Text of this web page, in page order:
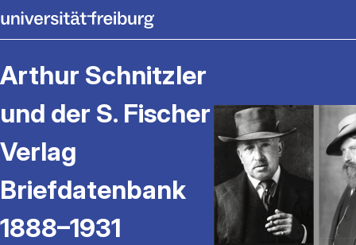
Arthur Schnitzler
und der S. Fischer
Verlag
Briefdatenbank
1888–1931